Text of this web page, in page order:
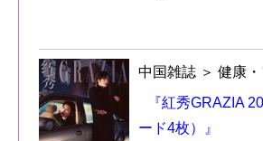
中国雑誌 ＞ 健康
『紅秀GRAZIA
ード4枚）』